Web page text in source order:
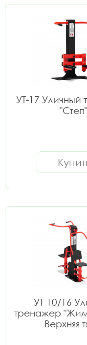
УТ-17 Уличный
"Степ"
УТ-10/16
тренажер "Жим
Верхняя